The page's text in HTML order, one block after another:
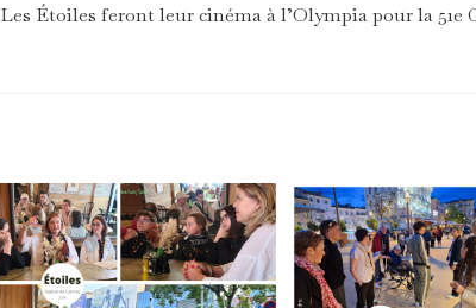
Les Étoiles feront leur cinéma à l’Olympia pour la 51e